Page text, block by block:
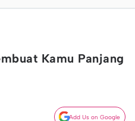
Kamu Panjang
Add Us on Google